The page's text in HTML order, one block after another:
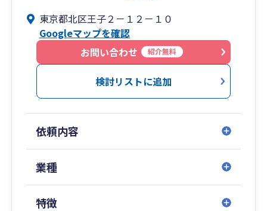
同様に専門領域ごとに部門を擁し、ワンストップ
トータルサービスを実現しています。
東京都北区王子２－１２－１０
Googleマップを確認
お問い合わせ
紹介無料
検討リストに追加
依頼内容
業種
特徴